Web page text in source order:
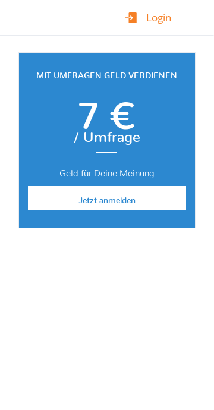
Login
MIT UMFRAGEN GELD VERDIENEN
7 €
/ Umfrage
Geld für Deine Meinung
Jetzt anmelden